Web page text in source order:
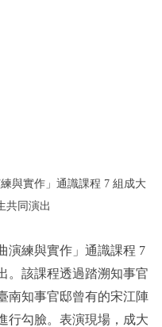
與實作」通識課程 7 組成大
共同演出
演練與實作」通識課程 7
。該課程透過踏溯知事官
南知事官邸曾有的宋江陣
行勾臉。表演現場，成大